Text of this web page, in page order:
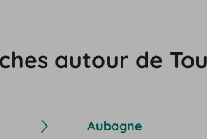
autour de
Aubagne